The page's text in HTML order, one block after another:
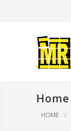
Home
HOME /